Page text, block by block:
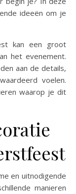
ideeën om je
kan een groot
het evenement.
aan de details,
voelen.
waarop je dit
en uitnodigende
manieren